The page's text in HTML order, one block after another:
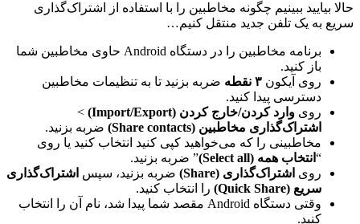
حالا بیایید ببینیم چگونه مخاطبین را با استفاده از اشتراک‌گذاری
سریع به یک تلفن جدید منتقل کنیم…
برنامه مخاطبین را در دستگاه Android حاوی مخاطبین شما
باز کنید.
روی آیکون ۳ نقطه
ضربه بزنید تا به تنظیمات مخاطبین
دسترسی پیدا کنید.
روی وارد کردن/خارج کردن (Import/Export)
>
اشتراک‌گذاری مخاطبین (Share contacts)
ضربه بزنید.
مخاطبینی را که می‌خواهید کپی کنید انتخاب کنید یا روی
“ انتخاب همه (Select all)
” ضربه بزنید.
روی اشتراک‌گذاری (Share) ضربه بزنید، سپس اشتراک‌گذاری
سریع (Quick Share)
را انتخاب کنید.
وقتی دستگاه Android مقصد شما پیدا شد، نام آن را انتخاب
کنید.